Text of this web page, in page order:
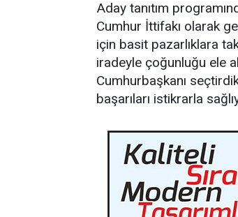
Aday tanıtım
Cumhur İttifakı olarak
için basit pazarlıklara
iradeyle çoğunluğu ele
Cumhurbaşkanı
başarıları istikrarla